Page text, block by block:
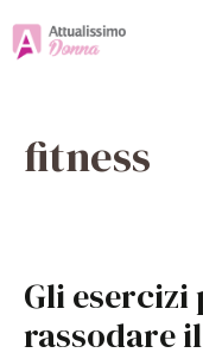
fitness
Gli
rassodare